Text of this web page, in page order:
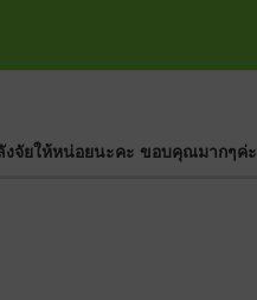
งจัยให้หน่อยนะคะ ขอบคุณมากๆค่ะ